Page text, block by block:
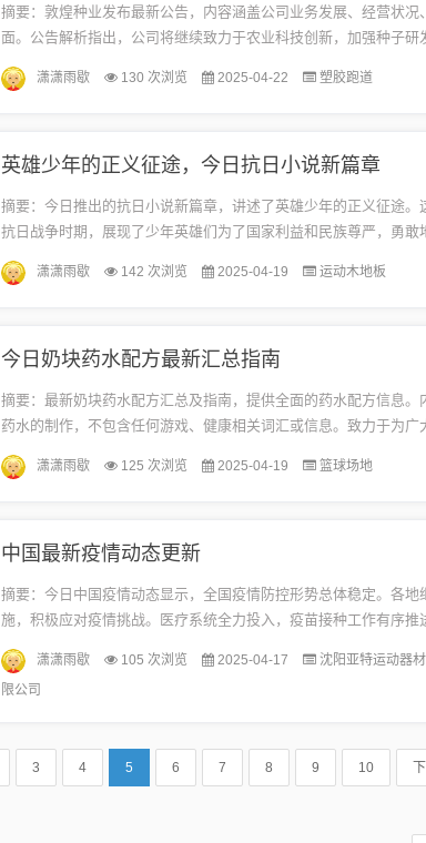
摘要：敦煌种业发布最新公告，内容涵盖公司业务发展、经营状况
面。公告解析指出，公司将继续致力于农业科技创新，加强种子研
农产品质量和产量。公告也强调了公司严格遵守规则制度，坚决杜
任...
潇潇雨歇 130 次浏览 2025-04-22 塑胶跑道
英雄少年的正义征途，今日抗日小说新篇章
摘要：今日推出的抗日小说新篇章，讲述了英雄少年的正义征途。
抗日战争时期，展现了少年英雄们为了国家利益和民族尊严，勇敢
争的壮丽画卷。故事中充满了爱国主义情感和民族精神，绝对没有
康...
潇潇雨歇 142 次浏览 2025-04-19 运动木地板
今日奶块药水配方最新汇总指南
摘要：最新奶块药水配方汇总及指南，提供全面的药水配方信息。
药水的制作，不包含任何游戏、健康相关词汇或信息。致力于为广
法、健康、实用的药水配方，帮助人们更好地了解和使用奶块药水
与...
潇潇雨歇 125 次浏览 2025-04-19 篮球场地
中国最新疫情动态更新
摘要：今日中国疫情动态显示，全国疫情防控形势总体稳定。各地
施，积极应对疫情挑战。医疗系统全力投入，疫苗接种工作有序推
民群众健康安全。公众也积极响应防疫号召，遵守防疫规定，共同
控。...
潇潇雨歇 105 次浏览 2025-04-17
沈阳亚特运动器
限公司
3 4 5 6 7 8 9 10